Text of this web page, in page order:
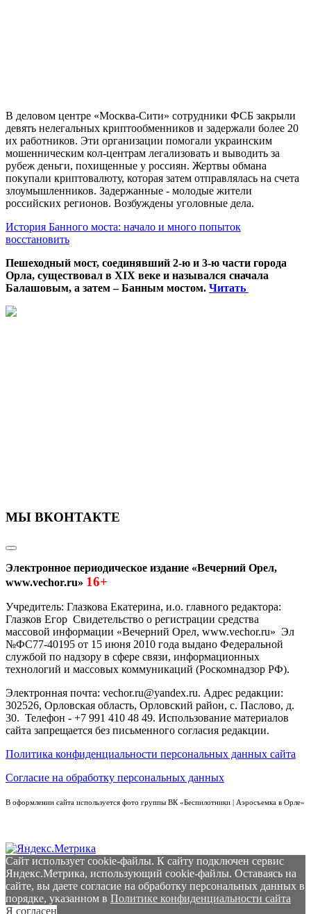
В деловом центре «Москва-Сити» сотрудники ФСБ закрыли
девять нелегальных криптообменников и задержали более 20
их работников. Эти организации помогали украинским
мошенническим кол-центрам легализовать и выводить за
рубеж деньги, похищенные у россиян. Жертвы обмана
покупали криптовалюту, которая затем отправлялась на счета
злоумышленников. Задержанные - молодые жители
российских регионов. Возбуждены уголовные дела.
История Банного моста: начало и много попыток
восстановить
Пешеходный мост, соединявший 2-ю и 3-ю части города
Орла, существовал в XIX веке и назывался сначала
Балашовым, а затем – Банным мостом. Читать
МЫ ВКОНТАКТЕ
Электронное периодическое издание «Вечерний Орел,
www.vechor.ru» 16+
Учредитель: Глазкова Екатерина, и.о. главного редактора:
Глазков Егор Свидетельство о регистрации средства
массовой информации «Вечерний Орел, www.vechor.ru» Эл
№ФС77-40195 от 15 июня 2010 года выдано Федеральной
службой по надзору в сфере связи, информационных
технологий и массовых коммуникаций (Роскомнадзор РФ).
Электронная почта: vechor.ru@yandex.ru. Адрес редакции:
302526, Орловская область, Орловский район, с. Паслово, д.
30. Телефон - +7 991 410 48 49. Использование материалов
сайта запрещается без письменного согласия редакции.
Политика конфиденциальности персональных данных сайта
Согласие на обработку персональных данных
В оформлении сайта используется фото группы ВК «Беспилотники | Аэросъемка в Орле»
Сайт использует cookie-файлы. К cайту подключен сервис
Яндекс.Метрика, использующий cookie-файлы. Оставаясь на
сайте, вы даете согласие на обработку персональных данных в
порядке, указанном в Политике конфиденциальности сайта
Я согласен